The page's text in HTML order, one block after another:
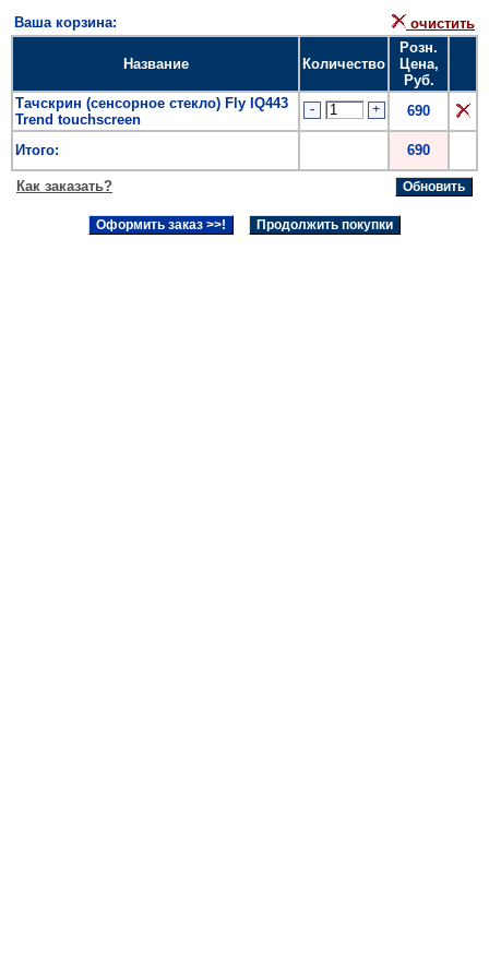
Ваша корзина: очистить
Название Количество
Розн.
Цена,
Руб.
Тачскрин (сенсорное стекло) Fly IQ443
Trend touchscreen
- + 690
Итого: 690
Как заказать?